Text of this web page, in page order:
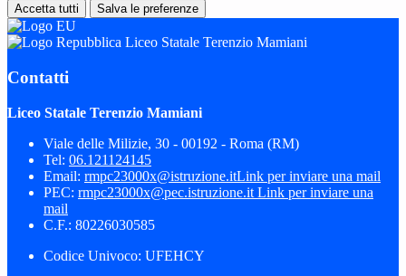
Accetta tutti Salva le preferenze
Liceo Statale Terenzio Mamiani
Contatti
Liceo Statale Terenzio Mamiani
Viale delle Milizie, 30 - 00192 - Roma (RM)
Tel: 06.121124145
Email: rmpc23000x@istruzione.itLink per inviare una mail
PEC: rmpc23000x@pec.istruzione.it Link per inviare una
mail
C.F.: 80226030585
Codice Univoco: UFEHCY